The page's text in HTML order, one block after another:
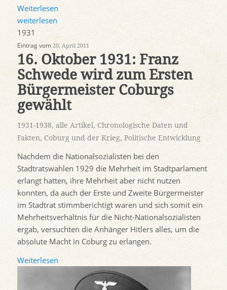
Weiterlesen
weiterlesen
1931
Eintrag vom 20. April 2011
16. Oktober 1931: Franz
Schwede wird zum Ersten
Bürgermeister Coburgs
gewählt
1931-1938, alle Artikel, Chronologische Daten und
Fakten, Coburg und der Krieg, Politische Entwicklung
Nachdem die Nationalsozialisten bei den
Stadtratswahlen 1929 die Mehrheit im Stadtparlament
erlangt hatten, ihre Mehrheit aber nicht nutzen
konnten, da auch der Erste und Zweite Bürgermeister
im Stadtrat stimmberichtigt waren und sich somit ein
Mehrheitsverhältnis für die Nicht-Nationalsozialisten
ergab, versuchten die Anhänger Hitlers alles, um die
absolute Macht in Coburg zu erlangen.
Weiterlesen